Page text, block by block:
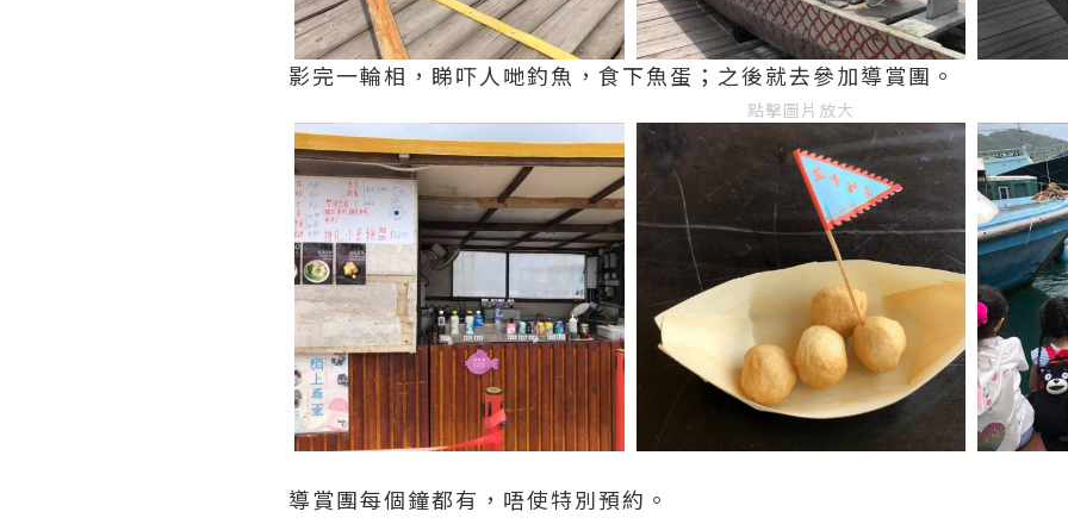
影完一輪相，睇吓人哋釣魚，食下魚蛋；之後就去參加導賞團。
點擊圖片放大
導賞團每個鐘都有，唔使特別預約。